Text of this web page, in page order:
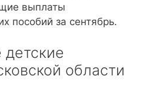
выплаты
пособий за сентябрь.
области